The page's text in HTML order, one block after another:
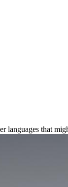
languages that